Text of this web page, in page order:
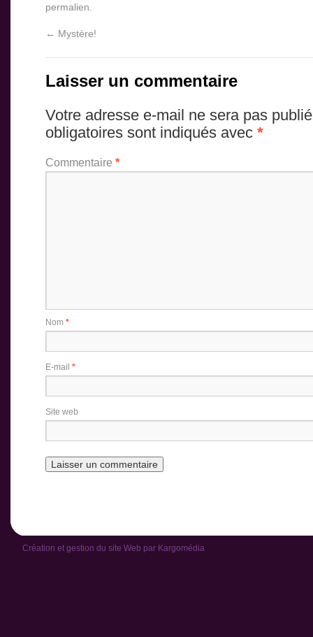
permalien.
← Mystère!
Laisser un commentaire
Votre adresse e-mail ne sera pas
obligatoires sont indiqués avec *
Commentaire *
Nom *
E-mail *
Site web
Création et gestion du site Web par Kargomédia